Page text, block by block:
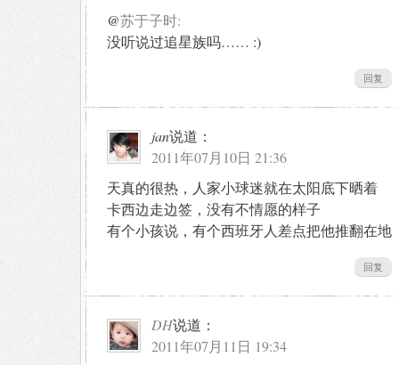
@苏于子时:
没听说过追星族吗…… :)
回复
jan说道：
2011年07月10日 21:36
天真的很热，人家小球迷就在太阳底下晒着
卡西边走边签，没有不情愿的样子
有个小孩说，有个西班牙人差点把他推翻在地
回复
DH说道：
2011年07月11日 19:34